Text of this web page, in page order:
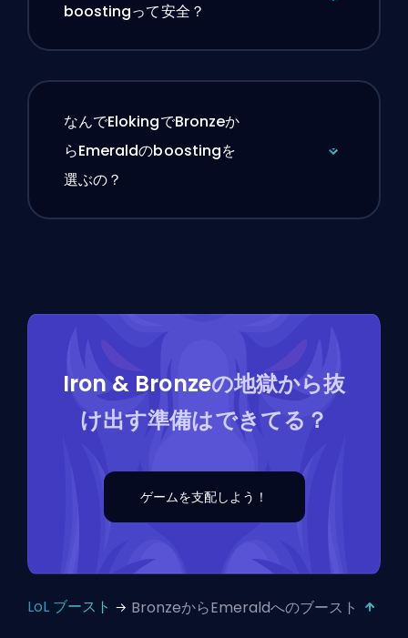
boostingって安全？
なんでElokingでBronzeか
らEmeraldのboostingを
選ぶの？
Iron & Bronzeの地獄から抜
け出す準備はできてる？
ゲームを支配しよう！
LoL ブースト BronzeからEmeraldへのブースト